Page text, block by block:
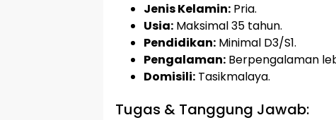
Jenis Kelamin: Pria.
Usia: Maksimal 35 tahun.
Pendidikan: Minimal D3/S1.
Pengalaman: Berpengalaman
Domisili: Tasikmalaya.
Tugas & Tanggung Jawab: